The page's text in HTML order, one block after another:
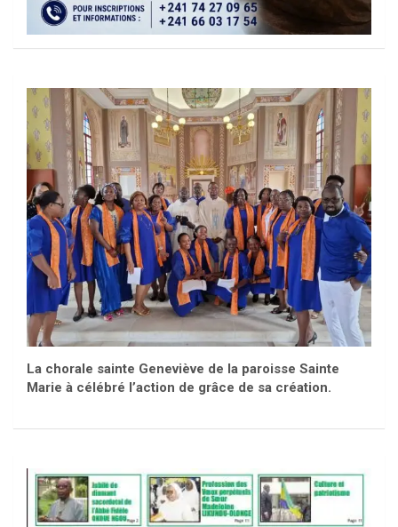
La chorale sainte Geneviève de la paroisse Sainte
Marie à célébré l’action de grâce de sa création.